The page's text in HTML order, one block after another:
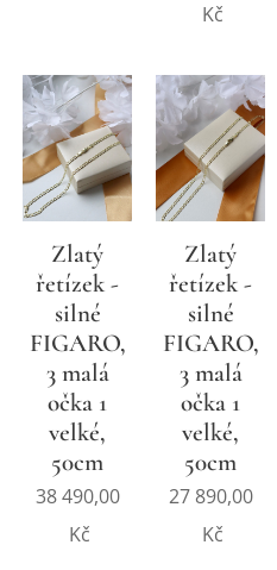
Kč
Zlatý
řetízek -
silné
FIGARO,
3 malá
očka 1
velké,
50cm
38 490,00
Kč
Zlatý
řetízek -
silné
FIGARO,
3 malá
očka 1
velké,
50cm
27 890,00
Kč